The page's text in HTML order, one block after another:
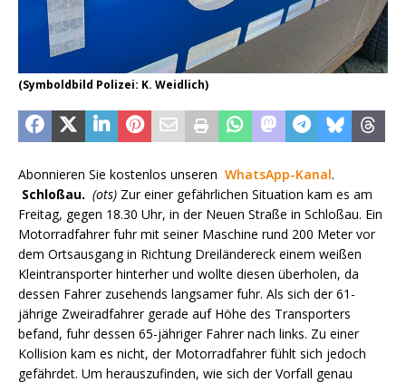
(Symboldbild Polizei: K. Weidlich)
Abonnieren Sie kostenlos unseren WhatsApp-Kanal.
Schloßau. (ots) Zur einer gefährlichen Situation kam es am
Freitag, gegen 18.30 Uhr, in der Neuen Straße in Schloßau. Ein
Motorradfahrer fuhr mit seiner Maschine rund 200 Meter vor
dem Ortsausgang in Richtung Dreiländereck einem weißen
Kleintransporter hinterher und wollte diesen überholen, da
dessen Fahrer zusehends langsamer fuhr. Als sich der 61-
jährige Zweiradfahrer gerade auf Höhe des Transporters
befand, fuhr dessen 65-jähriger Fahrer nach links. Zu einer
Kollision kam es nicht, der Motorradfahrer fühlt sich jedoch
gefährdet. Um herauszufinden, wie sich der Vorfall genau